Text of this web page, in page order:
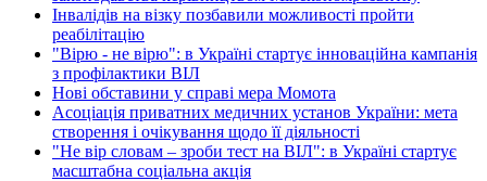
Інвалідів на візку позбавили можливості пройти
реабілітацію
"Вірю - не вірю": в Україні стартує інноваційна кампанія
з профілактики ВІЛ
Нові обставини у справі мера Момота
Асоціація приватних медичних установ України: мета
створення і очікування щодо її діяльності
"Не вір словам – зроби тест на ВІЛ": в Україні стартує
масштабна соціальна акція